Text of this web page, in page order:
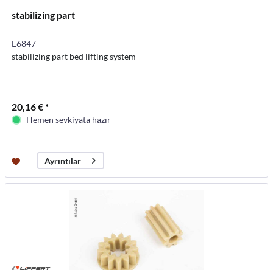
stabilizing part
E6847
stabilizing part bed lifting system
20,16 € *
Hemen sevkiyata hazır
Ayrıntılar